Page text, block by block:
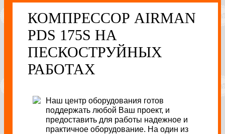
КОМПРЕССОР AIRMAN
PDS 175S НА
ПЕСКОСТРУЙНЫХ
РАБОТАХ
Наш центр оборудования готов
поддержать любой Ваш проект, и
предоставить для работы надежное и
практичное оборудование. На один из